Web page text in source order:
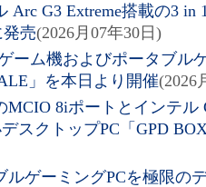
Arc G3 Extreme搭載の3 in
売(2026月07年30日)
ーム機およびポータブル
」を本日より開催(2026
MCIO 8iポートとインテル
スクトップPC「GPD
ルゲーミングPCを極限の